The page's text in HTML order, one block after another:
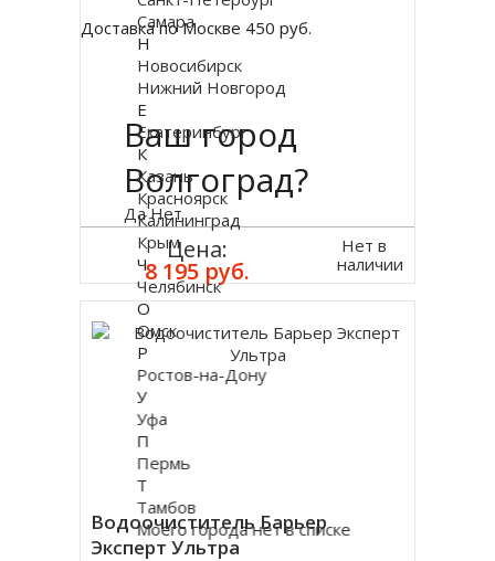
Доставка по Москве 450 руб.
Цена:
8 195 руб.
Нет в
наличии
Водоочиститель Барьер
Эксперт Ультра
Ваш город
Волгоград?
Да Нет
Самара
Н
Новосибирск
Нижний Новгород
Е
Екатеринбург
К
Казань
Красноярск
Калининград
Крым
Ч
Челябинск
О
Омск
Р
Ростов-на-Дону
У
Уфа
П
Пермь
Т
Тамбов
Моего города нет в списке